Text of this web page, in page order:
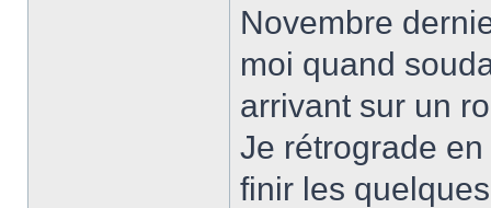
Novembre
moi quand
arrivant sur un
Je rétrograde
finir les